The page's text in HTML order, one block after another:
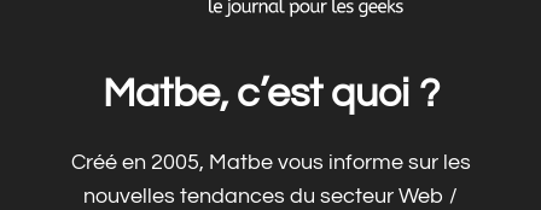
Matbe, c’est quoi ?
Créé en 2005, Matbe vous informe sur les
nouvelles tendances du secteur Web /